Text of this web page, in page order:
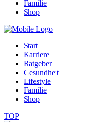
Familie
Shop
Start
Karriere
Ratgeber
Gesundheit
Lifestyle
Familie
Shop
TOP